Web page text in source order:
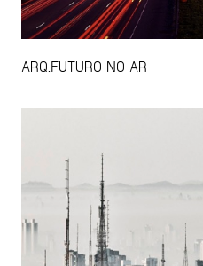
ARQ.FUTURO NO AR